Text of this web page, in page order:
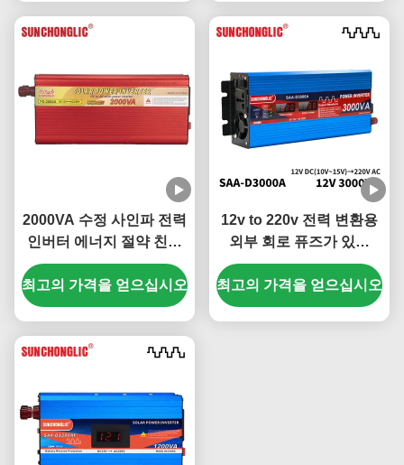
2000VA 수정 사인파 전력
인버터 에너지 절약 친환
경 독립형 태양광 인버터
최고의 가격을 얻으십시오
12v to 220v 전력 변환용
외부 회로 퓨즈가 있는
3000W 디스플레이 수정
사인파 인버터
최고의 가격을 얻으십시오